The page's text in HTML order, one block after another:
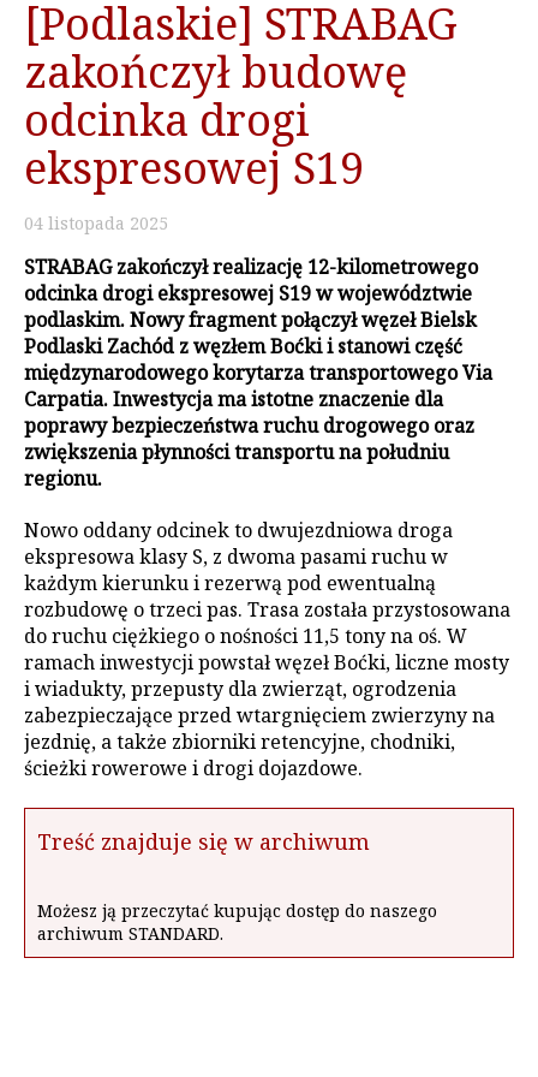
[Podlaskie] STRABAG
zakończył budowę
odcinka drogi
ekspresowej S19
04 listopada 2025
STRABAG zakończył realizację 12-kilometrowego
odcinka drogi ekspresowej S19 w województwie
podlaskim. Nowy fragment połączył węzeł Bielsk
Podlaski Zachód z węzłem Boćki i stanowi część
międzynarodowego korytarza transportowego Via
Carpatia. Inwestycja ma istotne znaczenie dla
poprawy bezpieczeństwa ruchu drogowego oraz
zwiększenia płynności transportu na południu
regionu.
Nowo oddany odcinek to dwujezdniowa droga
ekspresowa klasy S, z dwoma pasami ruchu w
każdym kierunku i rezerwą pod ewentualną
rozbudowę o trzeci pas. Trasa została przystosowana
do ruchu ciężkiego o nośności 11,5 tony na oś. W
ramach inwestycji powstał węzeł Boćki, liczne mosty
i wiadukty, przepusty dla zwierząt, ogrodzenia
zabezpieczające przed wtargnięciem zwierzyny na
jezdnię, a także zbiorniki retencyjne, chodniki,
ścieżki rowerowe i drogi dojazdowe.
Treść znajduje się w archiwum
Możesz ją przeczytać kupując dostęp do naszego
archiwum STANDARD.